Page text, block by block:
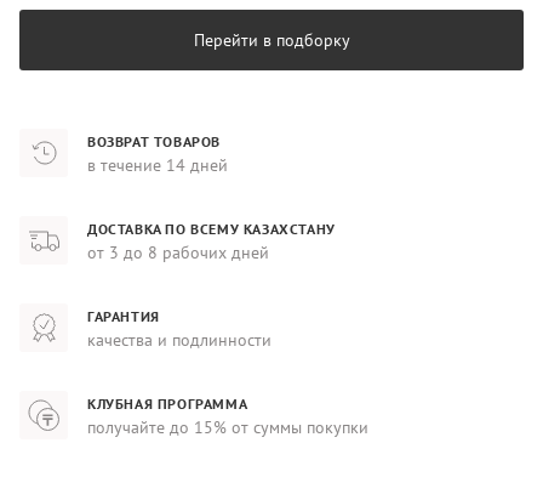
Перейти в подборку
ВОЗВРАТ ТОВАРОВ
в течение 14 дней
ДОСТАВКА ПО ВСЕМУ КАЗАХСТАНУ
от 3 до 8 рабочих дней
ГАРАНТИЯ
качества и подлинности
КЛУБНАЯ ПРОГРАММА
получайте до 15% от суммы покупки